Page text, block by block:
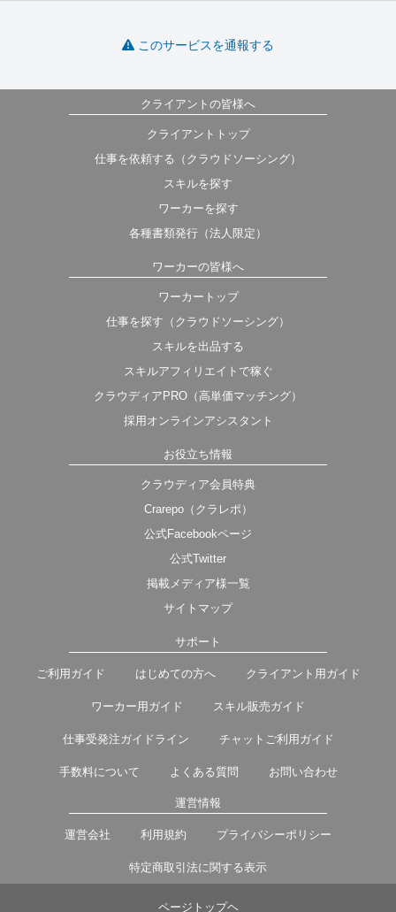
このサービスを通報する
クライアントの皆様へ
クライアントトップ
仕事を依頼する（クラウドソーシング）
スキルを探す
ワーカーを探す
各種書類発行（法人限定）
ワーカーの皆様へ
ワーカートップ
仕事を探す（クラウドソーシング）
スキルを出品する
スキルアフィリエイトで稼ぐ
クラウディアPRO（高単価マッチング）
採用オンラインアシスタント
お役立ち情報
クラウディア会員特典
Crarepo（クラレポ）
公式Facebookページ
公式Twitter
掲載メディア様一覧
サイトマップ
サポート
ご利用ガイド はじめての方へ クライアント用ガイド
ワーカー用ガイド スキル販売ガイド
仕事受発注ガイドライン チャットご利用ガイド
手数料について よくある質問 お問い合わせ
運営情報
運営会社 利用規約 プライバシーポリシー
特定商取引法に関する表示
ページトップヘ